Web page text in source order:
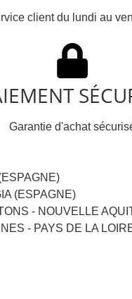
client du lundi au
Garantie d'achat
(ESPAGNE)
- NOUVELLE
- PAYS DE LA